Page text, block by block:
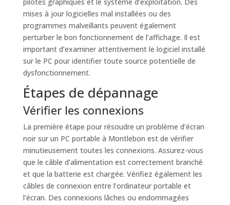
mises à jour logicielles mal installées ou des
programmes malveillants peuvent également
perturber le bon fonctionnement de l’affichage. Il est
important d’examiner attentivement le logiciel installé
sur le PC pour identifier toute source potentielle de
dysfonctionnement.
Étapes de dépannage
Vérifier les connexions
La première étape pour résoudre un problème d’écran
noir sur un PC portable à Montlebon est de vérifier
minutieusement toutes les connexions. Assurez-vous
que le câble d’alimentation est correctement branché
et que la batterie est chargée. Vérifiez également les
câbles de connexion entre l’ordinateur portable et
l’écran. Des connexions lâches ou endommagées